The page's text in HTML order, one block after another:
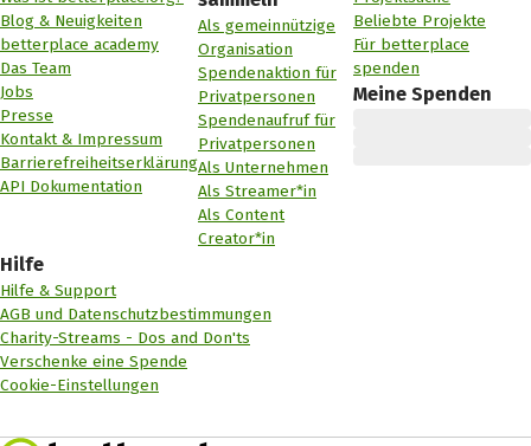
Blog & Neuigkeiten
betterplace academy
Das Team
Jobs
Presse
Kontakt & Impressum
Barrierefreiheitserklärung
API Dokumentation
Als gemeinnützige
Organisation
Spendenaktion für
Privatpersonen
Spendenaufruf für
Privatpersonen
Als Unternehmen
Als Streamer*in
Als Content
Creator*in
Beliebte Projekte
Für betterplace
spenden
Meine Spenden
Hilfe
Hilfe & Support
AGB und Datenschutzbestimmungen
Charity-Streams - Dos and Don'ts
Verschenke eine Spende
Cookie-Einstellungen